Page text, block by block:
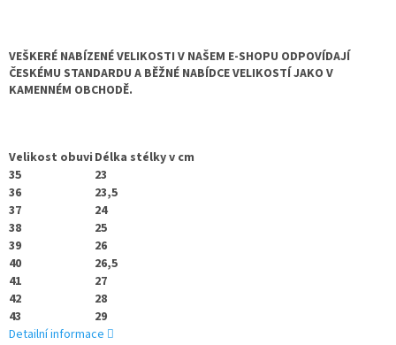
VEŠKERÉ NABÍZENÉ VELIKOSTI V NAŠEM E-SHOPU ODPOVÍDAJÍ
ČESKÉMU STANDARDU A BĚŽNÉ NABÍDCE VELIKOSTÍ JAKO V
KAMENNÉM OBCHODĚ.
Velikost obuvi Délka stélky v cm
35
23
36
23,5
37
24
38
25
39
26
40
26,5
41
27
42
28
43
29
Detailní informace